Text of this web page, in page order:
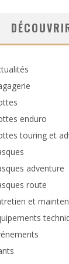
enduro
touring et
adventure
route
et